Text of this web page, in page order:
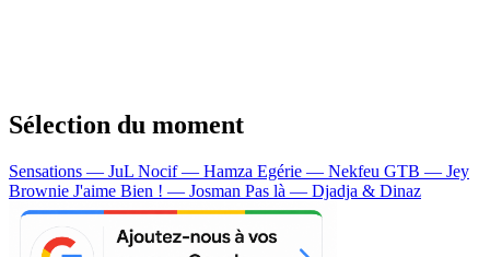
Sélection du moment
Sensations — JuL Nocif — Hamza Egérie — Nekfeu GTB — Jey
Brownie J'aime Bien ! — Josman Pas là — Djadja & Dinaz